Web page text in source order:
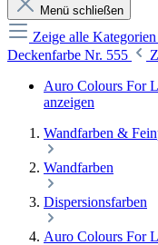
Menü schließen
Zeige alle Kategorien
Deckenfarbe Nr. 555
Auro Colours For
anzeigen
Wandfarben &
Wandfarben
Dispersionsfarben
Auro Colours For